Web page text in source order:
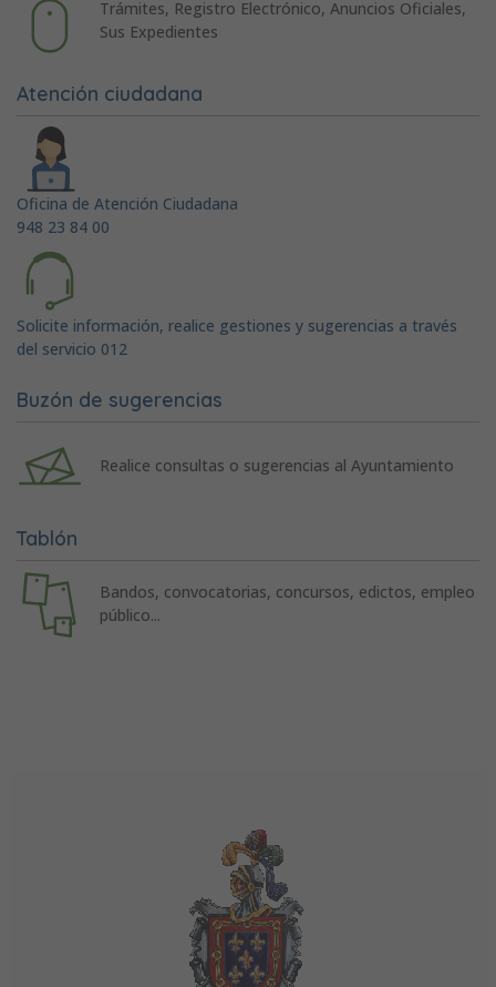
Trámites, Registro Electrónico, Anuncios Oficiales,
Sus Expedientes
Atención ciudadana
Oficina de Atención Ciudadana
948 23 84 00
Solicite información, realice gestiones y sugerencias a través
del servicio 012
Buzón de sugerencias
Realice consultas o sugerencias al Ayuntamiento
Tablón
Bandos, convocatorias, concursos, edictos, empleo
público...